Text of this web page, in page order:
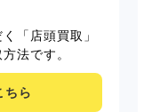
「店頭買取」
法です。
ちら